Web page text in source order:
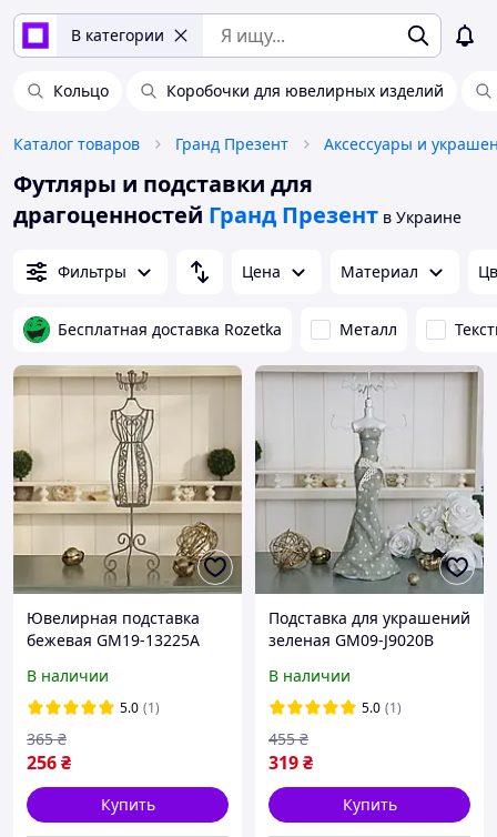
В категории
Кольцо Коробочки для ювелирных изделий
Каталог товаров Гранд Презент Аксессуары и
Футляры и подставки для
драгоценностей Гранд Презент в Украине
Фильтры Цена Материал
Бесплатная доставка Rozetka Металл
Ювелирная подставка
бежевая GM19-13225A
13225A
В наличии
5.0 (1)
256₴
365 ₴
Купить
Подставка для украшений
зеленая GM09-J9020B
J9020B
В наличии
5.0 (1)
319₴
455 ₴
Купить